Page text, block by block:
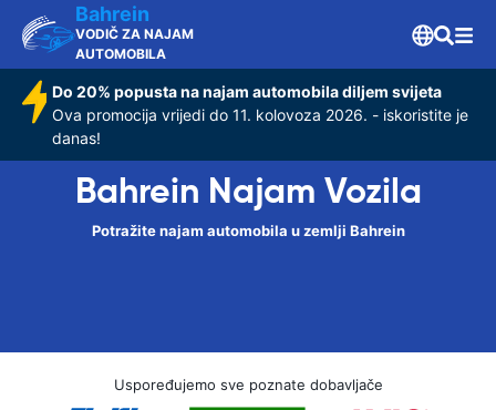
Bahrein
VODIČ ZA NAJAM
AUTOMOBILA
Do 20% popusta na najam automobila diljem svijeta
Ova promocija vrijedi do 11. kolovoza 2026. - iskoristite je
danas!
Bahrein Najam Vozila
Potražite najam automobila u zemlji Bahrein
Uspoređujemo sve poznate dobavljače